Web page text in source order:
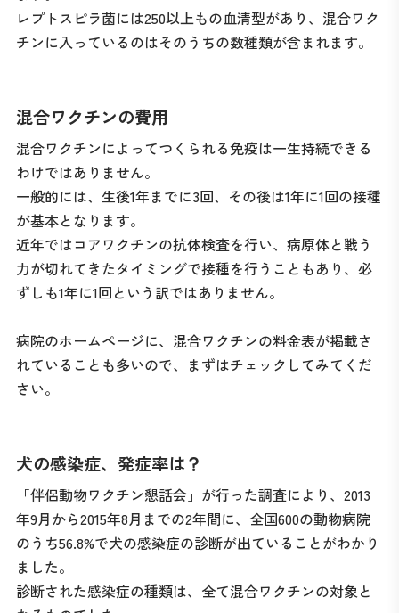
レプトスピラ菌には250以上もの血清型があり、混合ワク
チンに入っているのはそのうちの数種類が含まれます。
混合ワクチンの費用
混合ワクチンによってつくられる免疫は一生持続できる
わけではありません。
一般的には、生後1年までに3回、その後は1年に1回の接種
が基本となります。
近年ではコアワクチンの抗体検査を行い、病原体と戦う
力が切れてきたタイミングで接種を行うこともあり、必
ずしも1年に1回という訳ではありません。
病院のホームページに、混合ワクチンの料金表が掲載さ
れていることも多いので、まずはチェックしてみてくだ
さい。
犬の感染症、発症率は？
「伴侶動物ワクチン懇話会」が行った調査により、2013
年9月から2015年8月までの2年間に、全国600の動物病院
のうち56.8%で犬の感染症の診断が出ていることがわかり
ました。
診断された感染症の種類は、全て混合ワクチンの対象と